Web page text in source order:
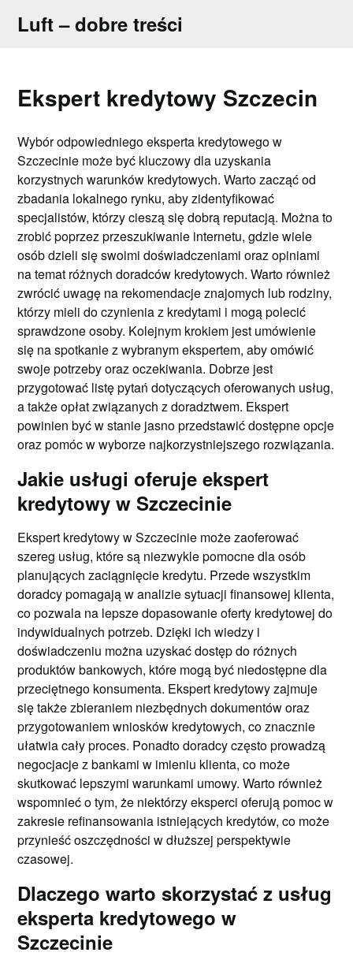
Luft – dobre treści
Ekspert kredytowy Szczecin
Wybór odpowiedniego eksperta kredytowego w
Szczecinie może być kluczowy dla uzyskania
korzystnych warunków kredytowych. Warto zacząć od
zbadania lokalnego rynku, aby zidentyfikować
specjalistów, którzy cieszą się dobrą reputacją. Można to
zrobić poprzez przeszukiwanie internetu, gdzie wiele
osób dzieli się swoimi doświadczeniami oraz opiniami
na temat różnych doradców kredytowych. Warto również
zwrócić uwagę na rekomendacje znajomych lub rodziny,
którzy mieli do czynienia z kredytami i mogą polecić
sprawdzone osoby. Kolejnym krokiem jest umówienie
się na spotkanie z wybranym ekspertem, aby omówić
swoje potrzeby oraz oczekiwania. Dobrze jest
przygotować listę pytań dotyczących oferowanych usług,
a także opłat związanych z doradztwem. Ekspert
powinien być w stanie jasno przedstawić dostępne opcje
oraz pomóc w wyborze najkorzystniejszego rozwiązania.
Jakie usługi oferuje ekspert
kredytowy w Szczecinie
Ekspert kredytowy w Szczecinie może zaoferować
szereg usług, które są niezwykle pomocne dla osób
planujących zaciągnięcie kredytu. Przede wszystkim
doradcy pomagają w analizie sytuacji finansowej klienta,
co pozwala na lepsze dopasowanie oferty kredytowej do
indywidualnych potrzeb. Dzięki ich wiedzy i
doświadczeniu można uzyskać dostęp do różnych
produktów bankowych, które mogą być niedostępne dla
przeciętnego konsumenta. Ekspert kredytowy zajmuje
się także zbieraniem niezbędnych dokumentów oraz
przygotowaniem wniosków kredytowych, co znacznie
ułatwia cały proces. Ponadto doradcy często prowadzą
negocjacje z bankami w imieniu klienta, co może
skutkować lepszymi warunkami umowy. Warto również
wspomnieć o tym, że niektórzy eksperci oferują pomoc w
zakresie refinansowania istniejących kredytów, co może
przynieść oszczędności w dłuższej perspektywie
czasowej.
Dlaczego warto skorzystać z usług
eksperta kredytowego w
Szczecinie